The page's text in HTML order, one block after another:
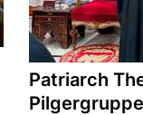
Patriarch